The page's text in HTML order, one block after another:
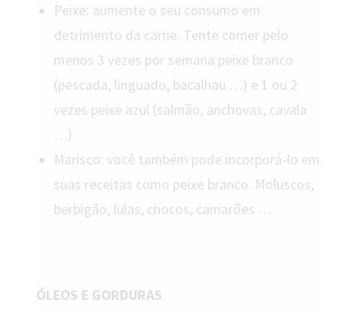
Peixe: aumente o seu consumo em
detrimento da carne. Tente comer pelo
menos 3 vezes por semana peixe branco
(pescada, linguado, bacalhau …) e 1 ou 2
vezes peixe azul (salmão, anchovas, cavala
…)
Marisco: você também pode incorporá-lo em
suas receitas como peixe branco. Moluscos,
berbigão, lulas, chocos, camarões …
ÓLEOS E GORDURAS